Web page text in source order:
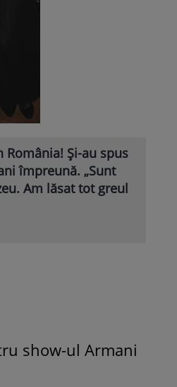
Și-au spus
împreună. „Sunt
Am lăsat tot greul
show-ul Armani